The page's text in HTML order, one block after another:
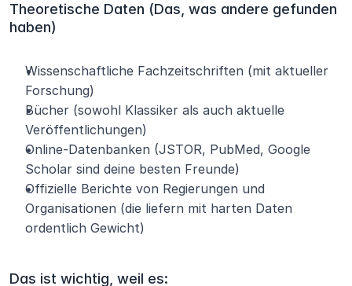
Theoretische Daten (Das, was andere gefunden
haben)
Wissenschaftliche Fachzeitschriften (mit aktueller
Forschung)
Bücher (sowohl Klassiker als auch aktuelle
Veröffentlichungen)
Online-Datenbanken (JSTOR, PubMed, Google
Scholar sind deine besten Freunde)
Offizielle Berichte von Regierungen und
Organisationen (die liefern mit harten Daten
ordentlich Gewicht)
Das ist wichtig, weil es: